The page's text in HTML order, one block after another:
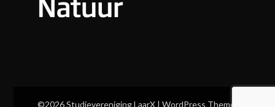
©2026 Studievereniging LaarX | WordPress Theme: